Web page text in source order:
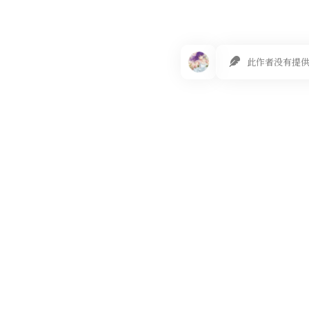
此作者没有提